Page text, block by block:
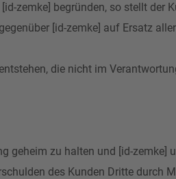
zemke] begründen, so stellt der
[id-zemke] auf Ersatz
die nicht im
geheim zu halten und [id-
des Kunden Dritte durch